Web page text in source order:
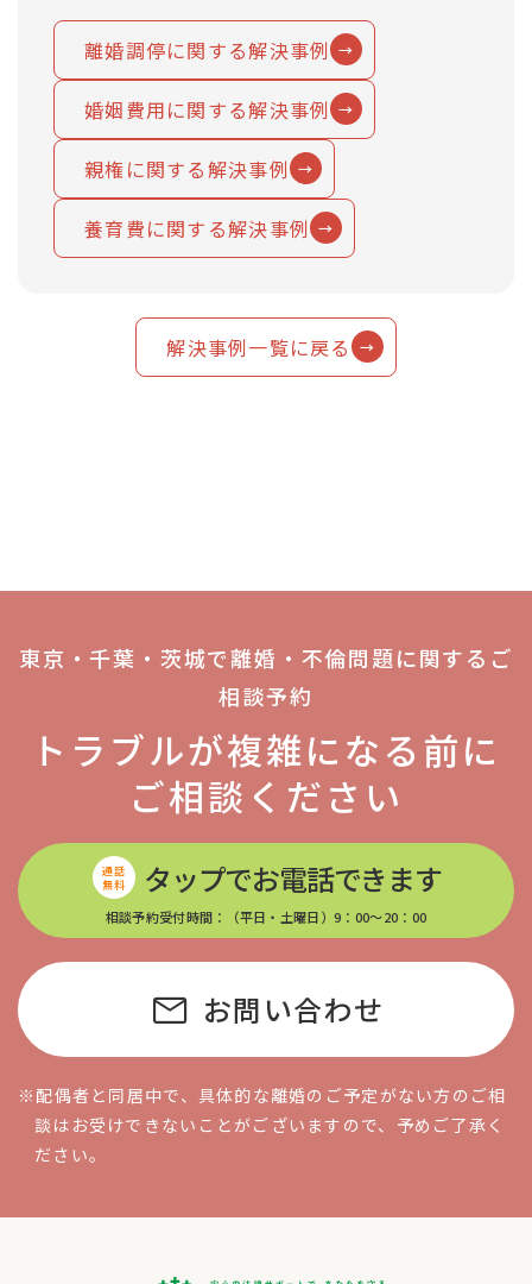
離婚調停に関する解決事例
婚姻費用に関する解決事例
親権に関する解決事例
養育費に関する解決事例
解決事例一覧に戻る
トラブルが複雑になる前に
ご相談ください
東京・千葉・茨城で離婚・不倫問題に関するご
相談予約
通話
無料
タップでお電話できます
相談予約受付時間：（平日・土曜日）9：00〜20：00
mail お問い合わせ
※配偶者と同居中で、具体的な離婚のご予定がない方のご相
談はお受けできないことがございますので、予めご了承く
ださい。